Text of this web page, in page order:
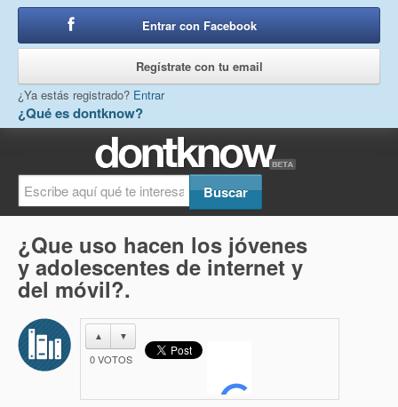
¿Qué es dontknow?
Entrar con Facebook
Regístrate con tu email
¿Ya estás registrado? Entrar
¿Que uso hacen los jóvenes
y adolescentes de internet y
del móvil?.
▲ ▼
0VOTOS